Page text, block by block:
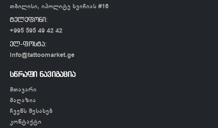
თბილისი, იპოლიტე ხვიჩიას #16
ტელეფონი:
+995 595 49 42 42
ელ-ფოსტა:
info@tattoomarket.ge
სწრაფი ნავიგაცია
მთავარი
მაღაზია
ჩვენს შესახებ
კონტაქტი